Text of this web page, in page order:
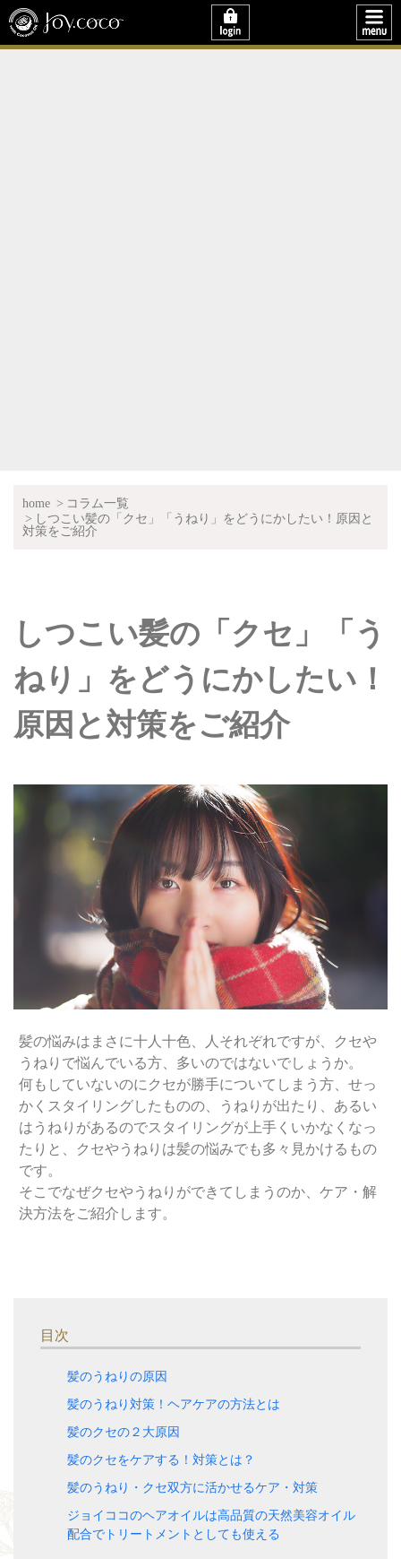
home
コラム一覧
しつこい髪の「クセ」「うねり」をどうにかしたい！原因と
対策をご紹介
しつこい髪の「クセ」「う
ねり」をどうにかしたい！
原因と対策をご紹介
髪の悩みはまさに十人十色、人それぞれですが、クセや
うねりで悩んでいる方、多いのではないでしょうか。
何もしていないのにクセが勝手についてしまう方、せっ
かくスタイリングしたものの、うねりが出たり、あるい
はうねりがあるのでスタイリングが上手くいかなくなっ
たりと、クセやうねりは髪の悩みでも多々見かけるもの
です。
そこでなぜクセやうねりができてしまうのか、ケア・解
決方法をご紹介します。
目次
髪のうねりの原因
髪のうねり対策！ヘアケアの方法とは
髪のクセの２大原因
髪のクセをケアする！対策とは？
髪のうねり・クセ双方に活かせるケア・対策
ジョイココのヘアオイルは高品質の天然美容オイル
配合でトリートメントとしても使える